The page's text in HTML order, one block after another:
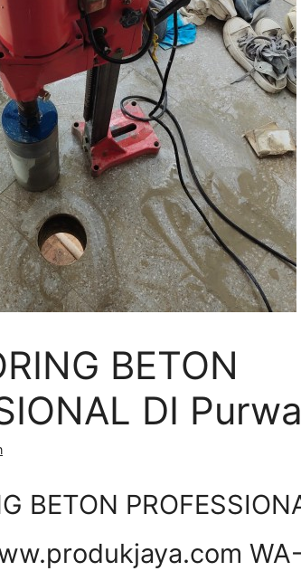
BETON
DI
BETON